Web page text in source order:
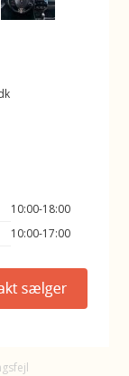
10:00-18:00
10:00-17:00